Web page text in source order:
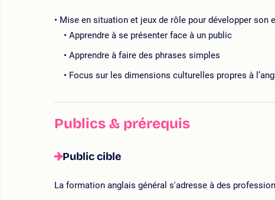
Mise en situation et jeux de rôle pour développer son
Apprendre à se présenter face à un public
Apprendre à faire des phrases simples
Focus sur les dimensions culturelles propres à
Publics & prérequis
Public cible
La formation anglais général s'adresse à des